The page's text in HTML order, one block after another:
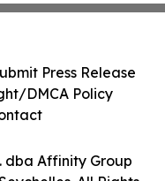
dba Affinity Group
Press Release
DMCA Policy